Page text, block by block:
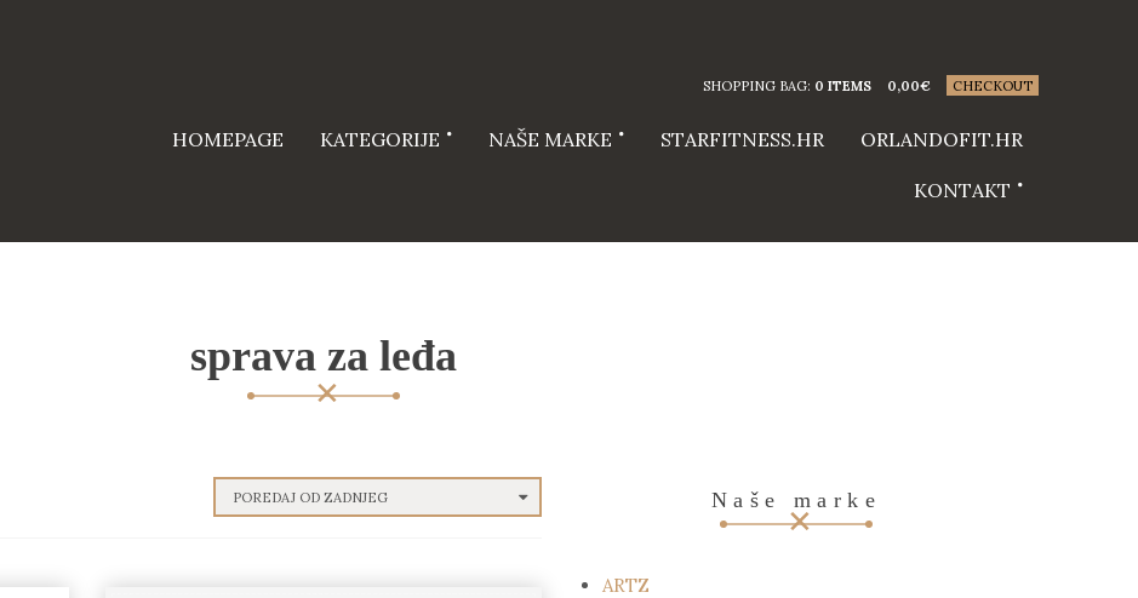
SHOPPING BAG: 0 ITEMS 0,00€ CHECKOUT
HOMEPAGE KATEGORIJE NAŠE MARKE STARFITNESS.HR ORLANDOFIT.HR
KONTAKT
sprava za leđa
Naše marke
ARTZ